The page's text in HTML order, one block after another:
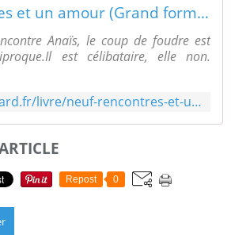
Neuf rencontres et un amour (Grand format - Broché 2024), de Jérôme Attal | Éditions Fayard
Anaïs, le coup de foudre est
est célibataire, elle non.
https://www.fayard.fr/livre/neuf-rencontres-et-un-amour-9782213726021/
Repost 0